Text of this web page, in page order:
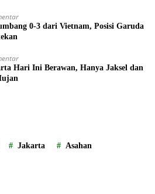
0-3 dari Vietnam, Posisi Garuda
Hari Ini Berawan, Hanya Jaksel dan
Jakarta Asahan